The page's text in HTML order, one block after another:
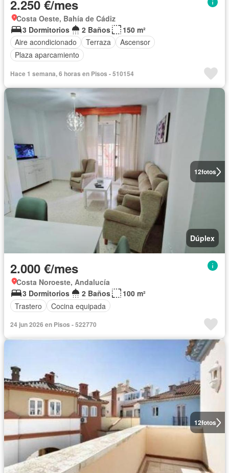
2.250 €/mes
Costa Oeste, Bahía de Cádiz
3 Dormitorios
2 Baños
150 m²
Aire acondicionado
Terraza
Ascensor
Plaza aparcamiento
Hace 1 semana, 6 horas en Pisos - 510154
12fotos
Dúplex
2.000 €/mes
Costa Noroeste, Andalucía
3 Dormitorios
2 Baños
100 m²
Trastero
Cocina equipada
24 jun 2026 en Pisos - 522770
12fotos